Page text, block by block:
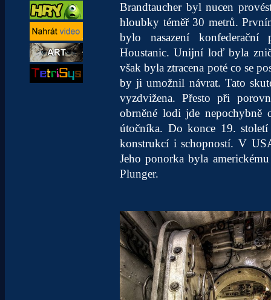
Brandtaucher byl nucen
hloubky téměř 30 metrů.
bylo nasazení
Houstanic. Unijní loď byla
však byla ztracena poté co se
by ji umožnil návrat. Tato
vyzdvižena. Přesto při
obrněné lodi jde nepochybně
útočníka. Do konce 19.
konstrukcí i schopností. V
Jeho ponorka byla
Plunger.